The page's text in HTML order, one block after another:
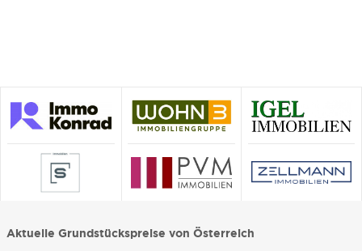
Aktuelle Grundstückspreise von Österreich